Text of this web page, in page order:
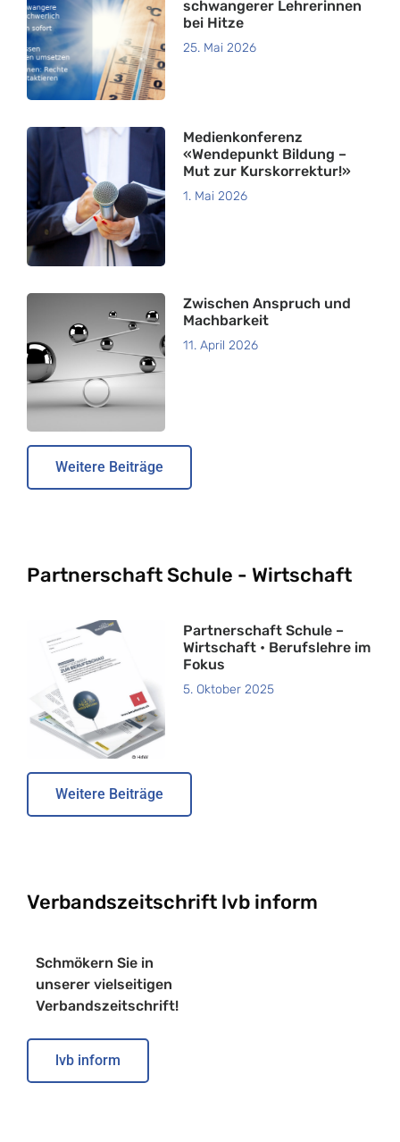
schwangerer Lehrerinnen
bei Hitze
25. Mai 2026
Medienkonferenz
«Wendepunkt Bildung –
Mut zur Kurskorrektur!»
1. Mai 2026
Zwischen Anspruch und
Machbarkeit
11. April 2026
Weitere Beiträge
Partnerschaft Schule - Wirtschaft
Partnerschaft Schule –
Wirtschaft • Berufslehre im
Fokus
5. Oktober 2025
Weitere Beiträge
Verbandszeitschrift lvb inform
Schmökern Sie in
unserer vielseitigen
Verbandszeitschrift!
lvb inform